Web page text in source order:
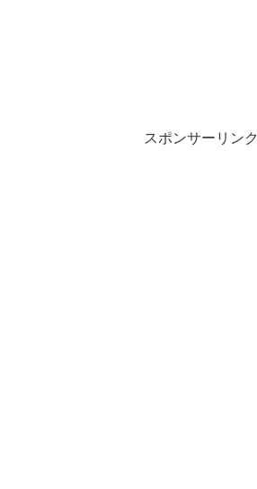
スポンサーリンク